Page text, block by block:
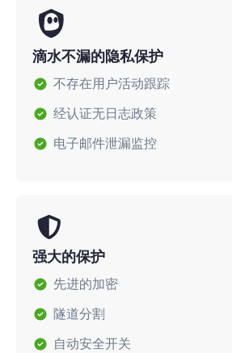
滴水不漏的隐私保护
不存在用户活动跟踪
经认证无日志政策
电子邮件泄漏监控
强大的保护
先进的加密
隧道分割
自动安全开关